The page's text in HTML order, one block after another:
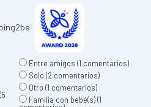
(5
Entre amigos (1 comentarios)
Solo (2 comentarios)
Otro (1 comentarios)
Familia con bebé(s)(1